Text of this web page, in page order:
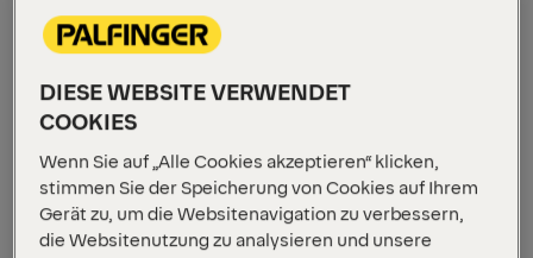
Wichtige Spezifikationen
Max. Reichweite
Max. Hubmoment
Eigengewicht
Dieser Typ-L-Holzladekran aus unserer Epsolution
Reihe hat eine Hubkraft von 27 metrischen Tonnen
und ist in vier Auslegerlängen erhältlich: 8,3 m,
8,8 m, 9,8 m und 10,3 m. Der S270L ist mit den
EPSILON Systemen Epscope und Epslink
DIESE WEBSITE VERWENDET
COOKIES
Wenn Sie auf „Alle Cookies akzeptieren“ klicken,
stimmen Sie der Speicherung von Cookies auf Ihrem
Gerät zu, um die Websitenavigation zu verbessern,
die Websitenutzung zu analysieren und unsere